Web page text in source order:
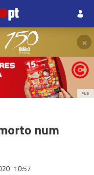
×
PUB
num
10:57